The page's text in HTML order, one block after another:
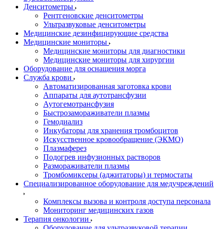
Денситометры
Рентгеновские денситометры
Ультразвуковые денситометры
Медицинские дезинфицирующие средства
Медицинские мониторы
Медицинские мониторы для диагностики
Медицинские мониторы для хирургии
Оборудование для оснащения морга
Служба крови
Автоматизированная заготовка крови
Аппараты для аутотрансфузии
Аутогемотрансфузия
Быстрозамораживатели плазмы
Гемодиализ
Инкубаторы для хранения тромбоцитов
Искусственное кровообращение (ЭКМО)
Плазмаферез
Подогрев инфузионных растворов
Размораживатели плазмы
Тромбомиксеры (аджитаторы) и термостаты
Специализированное оборудование для медучреждений
Комплексы вызова и контроля доступа персонала
Мониторинг медицинских газов
Терапия онкологии